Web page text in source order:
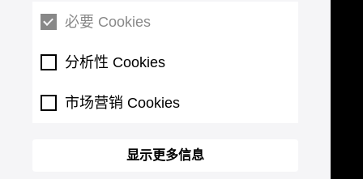
必要 Cookies
分析性 Cookies
市场营销 Cookies
显示更多信息